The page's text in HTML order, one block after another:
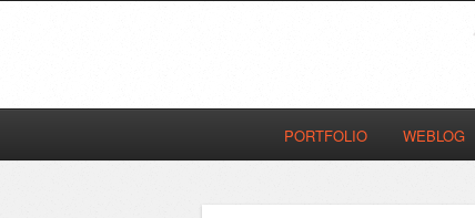
PORTFOLIO WEBLOG